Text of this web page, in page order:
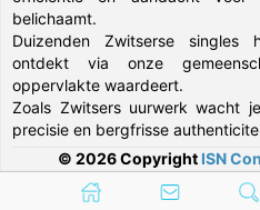
belichaamt.
Duizenden Zwitserse
ontdekt via onze
oppervlakte waardeert.
Zoals Zwitsers uurwerk wacht
precisie en bergfrisse
© 2026 Copyright ISN